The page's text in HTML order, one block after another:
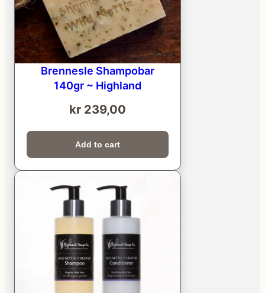
Brennesle Shampobar
140gr ~ Highland
kr 239,00
Add to cart